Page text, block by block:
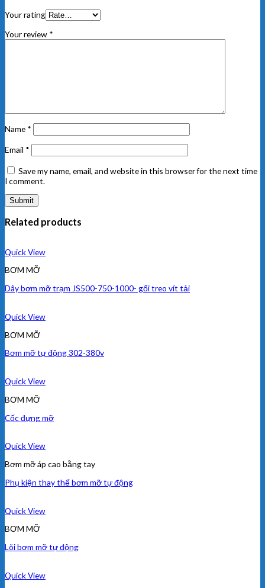
Your rating
Your review *
Name *
Email *
Save my name, email, and website in this browser for the next time
I comment.
Related products
Quick View
BƠM MỠ
Dây bơm mỡ trạm JS500-750-1000- gối treo vít tải
Quick View
BƠM MỠ
Bơm mỡ tự động 302-380v
Quick View
BƠM MỠ
Cốc đựng mỡ
Quick View
Bơm mỡ áp cao bằng tay
Phụ kiện thay thế bơm mỡ tự động
Quick View
BƠM MỠ
Lõi bơm mỡ tự động
Quick View